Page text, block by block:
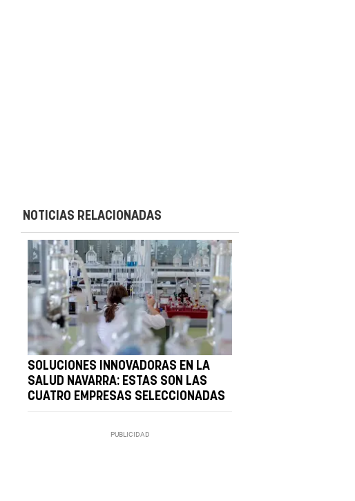
NOTICIAS RELACIONADAS
SOLUCIONES INNOVADORAS EN LA
SALUD NAVARRA: ESTAS SON LAS
CUATRO EMPRESAS SELECCIONADAS